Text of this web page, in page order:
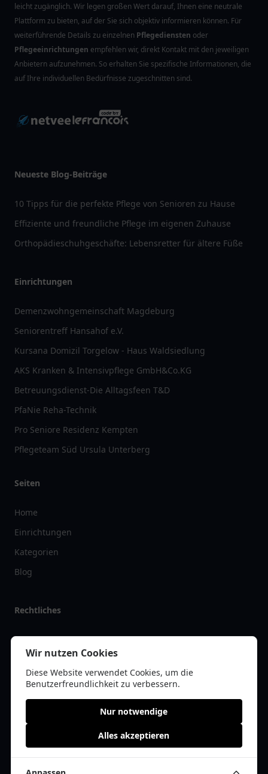
leicht zugänglich. Wir legen großen Wert darauf, Ihnen eine neutrale
Plattform zu bieten, auf der Sie sich objektiv informieren können. Für
weiterführende Details zu einzelnen Pflegediensten oder
Pflegeeinrichtungen empfehlen wir, direkt Kontakt mit den jeweiligen
Anbietern aufzunehmen. So erhalten Sie spezifische Informationen, die
auf Ihre individuellen Bedürfnisse zugeschnitten sind.
Neueste Blog-Beiträge
10 Tipps für die perfekte Pflege von Senioren zu Hause
Effiziente und freundliche Pflege im eigenen Zuhause
Orthopädieschuhgeschäfte: Lebensretter für ältere Füße
Einrichtungen
Demenzwohngemeinschaft Magdeburg
Seniorentreff Hansahof e.V.
Kursana Domizil Torgelow - Haus Waldsiedlung
AKS Kranken & Intensivpflege GmbH&Co.KG
Betreuungsdienst-Die Alltagsfeen T&D
PfaNie Reha-Technik
Pro Seniore Residenz Kempten
Pflegeteam Süd Ursula Unterberg
Seiten
Home
Einrichtungen
Kategorien
Blog
Rechtliches
Impressum
Datenschutz
Kontakt
© 2026 pflegelist.de | Alle Rechte vorbehalten | * =Affiliate-Links /
Wir nutzen Cookies
Diese Website verwendet Cookies, um die
Benutzerfreundlichkeit zu verbessern.
Nur notwendige
Alles akzeptieren